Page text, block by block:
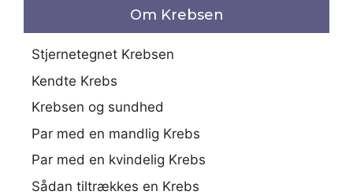
Om Krebsen
Stjernetegnet Krebsen
Kendte Krebs
Krebsen og sundhed
Par med en mandlig Krebs
Par med en kvindelig Krebs
Sådan tiltrækkes en Krebs